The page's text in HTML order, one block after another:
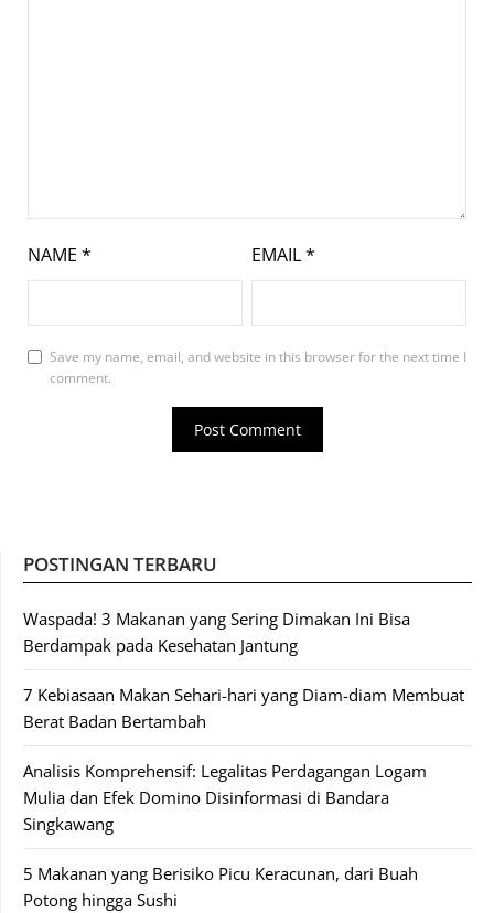
NAME * EMAIL*
Save my name, email, and website in this browser for the next time I
comment.
POSTINGAN TERBARU
Waspada! 3 Makanan yang Sering Dimakan Ini Bisa
Berdampak pada Kesehatan Jantung
7 Kebiasaan Makan Sehari-hari yang Diam-diam Membuat
Berat Badan Bertambah
Analisis Komprehensif: Legalitas Perdagangan Logam
Mulia dan Efek Domino Disinformasi di Bandara
Singkawang
5 Makanan yang Berisiko Picu Keracunan, dari Buah
Potong hingga Sushi